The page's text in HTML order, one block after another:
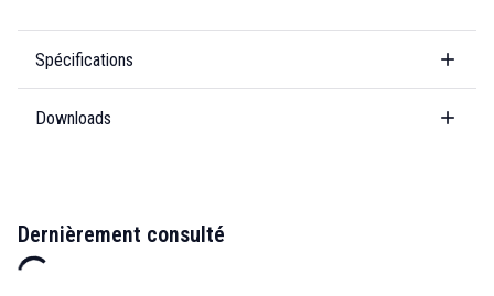
Spécifications
Downloads
Dernièrement consulté